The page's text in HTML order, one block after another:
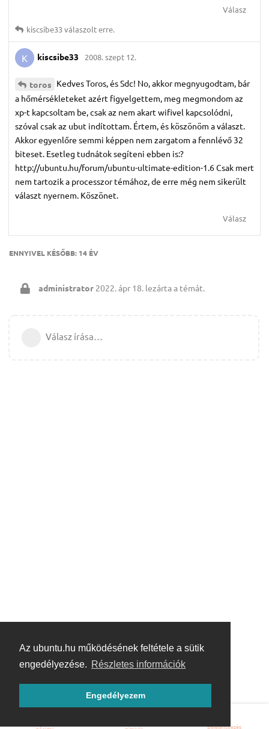
Az ubuntu.hu működésének feltétele a sütik
engedélyezése. Részletes információk
Engedélyezem
Válasz
kiscsibe33válaszolt erre.
K kiscsibe33 2008. szept 12.
toros Kedves Toros, és Sdc! No, akkor megnyugodtam, bár
a hőmérsékleteket azért figyelgettem, meg megmondom az
xp-t kapcsoltam be, csak az nem akart wifivel kapcsolódni,
szóval csak az ubut indítottam. Értem, és köszönöm a választ.
Akkor egyenlőre semmi képpen nem zargatom a fennlévő 32
biteset. Esetleg tudnátok segíteni ebben is:?
http://ubuntu.hu/forum/ubuntu-ultimate-edition-1.6 Csak mert
nem tartozik a processzor témához, de erre még nem sikerült
választ nyernem. Köszönet.
Válasz
ENNYIVEL KÉSŐBB: 14 ÉV
administrator 2022. ápr 18. lezárta a témát.
Válasz írása…
Bejelentkezés